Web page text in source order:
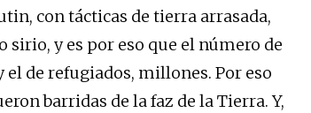
con tácticas de tierra arrasada,
y es por eso que el número de
de refugiados, millones. Por eso
barridas de la faz de la Tierra. Y,